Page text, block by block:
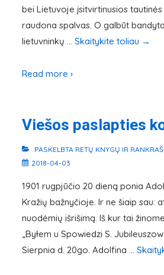
bei Lietuvoje įsitvirtinusios
raudona spalvas. O galbūt
lietuvninkų … Skaitykite toliau →
Read more ›
Viešos paslapties
PASKELBTA RETŲ KNYGŲ IR
2018-04-03
1901 rugpjūčio 20 dieną ponia
Kražių bažnyčioje. Ir ne šiaip sau:
nuodėmių išrišimą. Iš kur tai
„Byłem u Spowiedzi S.
Sierpnia d. 20go. Adolfina …